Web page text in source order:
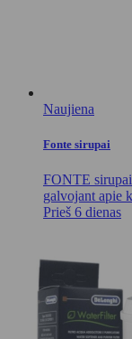
Naujiena
Fonte sirupai
FONTE
galvojant apie
Prieš 6 dienas